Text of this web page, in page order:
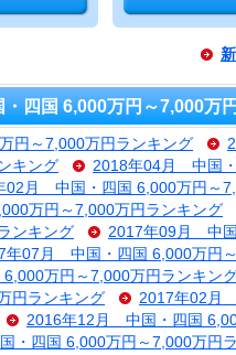
四国 6,000万円～7,000万
円～7,000万円ランキング
キング
2018年04月 中国
02月 中国・四国 6,000万円～
万円～7,000万円ランキング
ンキング
2017年09月 中国
年07月 中国・四国 6,000万円
万円～7,000万円ランキン
円ランキング
2017年02月
2016年12月 中国・四国
・四国 6,000万円～7,000万円